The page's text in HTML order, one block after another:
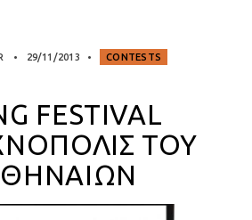
• 29/11/2013 •
CONTESTS
FESTIVAL
ΤΟΥ